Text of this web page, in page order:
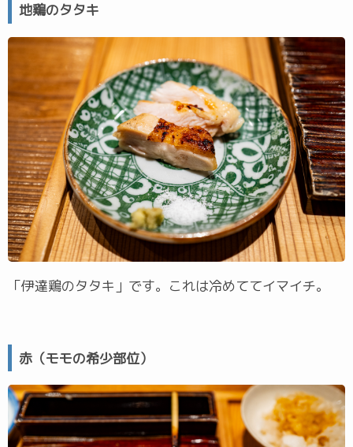
地鶏のタタキ
「伊達鶏のタタキ」です。これは冷めててイマイチ。
赤（モモの希少部位）